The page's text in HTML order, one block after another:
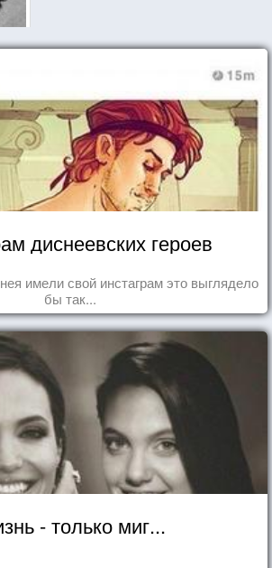
диснеевских героев
имели свой инстаграм это выглядело
бы так...
- только миг...